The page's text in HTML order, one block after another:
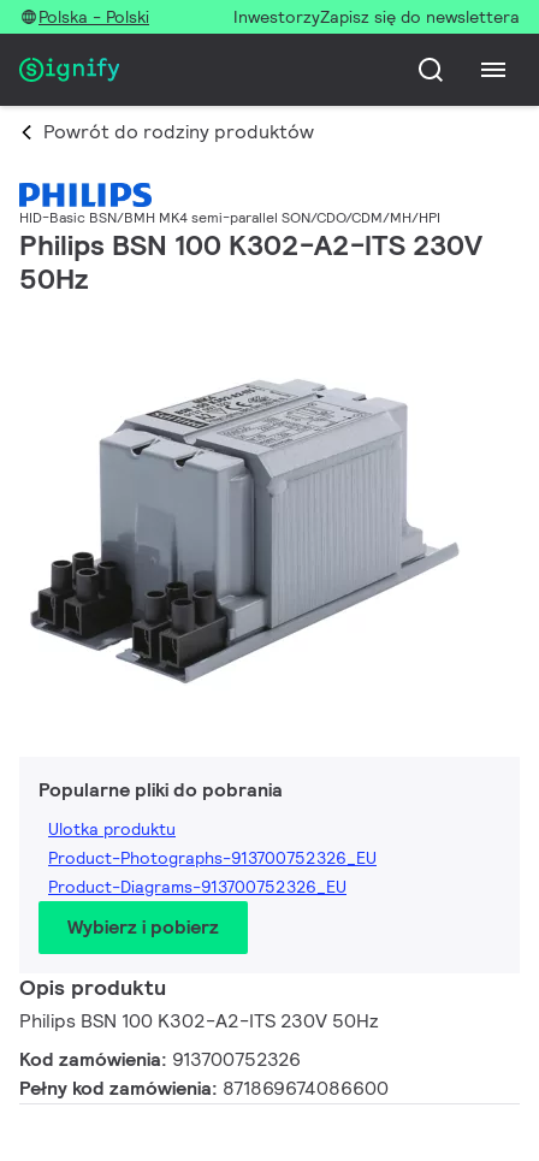
Polska - Polski InwestorzyZapisz się do newslettera
Powrót do rodziny produktów
HID-Basic BSN/BMH MK4 semi-parallel SON/CDO/CDM/MH/HPI
Philips BSN 100 K302-A2-ITS 230V
50Hz
Popularne pliki do pobrania
Ulotka produktu
Product-Photographs-913700752326_EU
Product-Diagrams-913700752326_EU
Wybierz i pobierz
Opis produktu
Philips BSN 100 K302-A2-ITS 230V 50Hz
Kod zamówienia: 913700752326
Pełny kod zamówienia: 871869674086600